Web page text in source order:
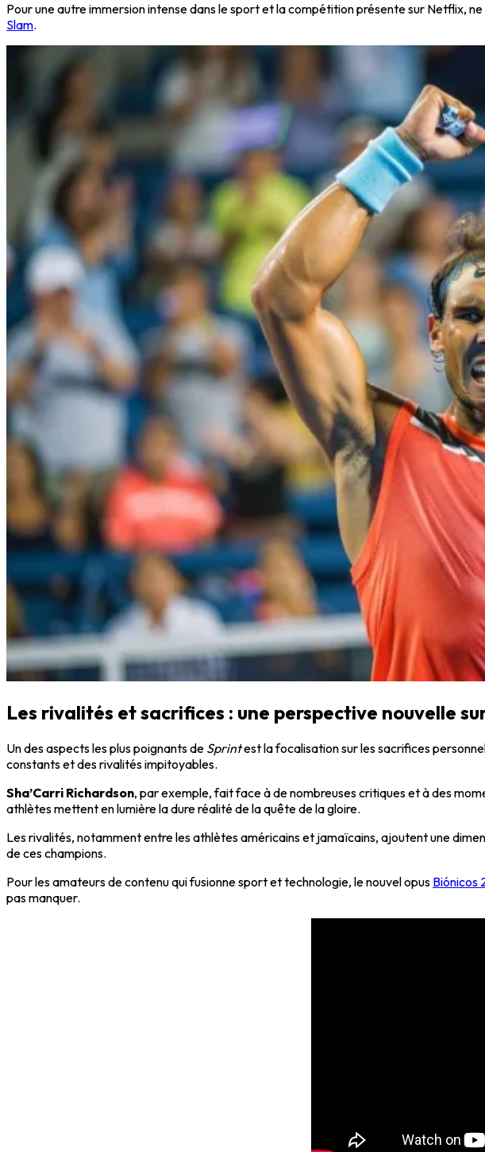
Pour une autre immersion intense dans le sport et la compétition présente sur Netflix,
Slam.
Les rivalités et sacrifices : une perspective nouvelle
Un des aspects les plus poignants de Sprintest la focalisation sur les sacrifices
constants et des rivalités impitoyables.
Sha’Carri Richardson, par exemple, fait face à de nombreuses critiques et à des
athlètes mettent en lumière la dure réalité de la quête de la gloire.
Les rivalités, notamment entre les athlètes américains et jamaïcains, ajoutent une
de ces champions.
Pour les amateurs de contenu qui fusionne sport et technologie, le nouvel opus Biónicos
pas manquer.